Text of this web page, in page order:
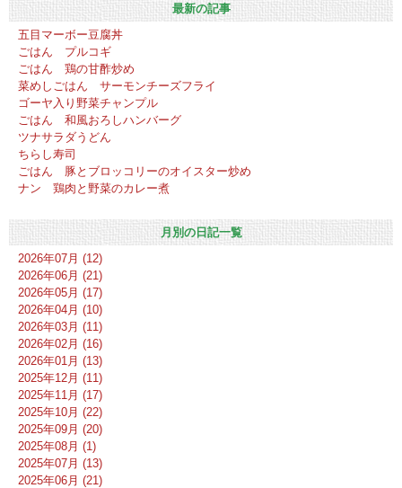
最新の記事
五目マーボー豆腐丼
ごはん プルコギ
ごはん 鶏の甘酢炒め
菜めしごはん サーモンチーズフライ
ゴーヤ入り野菜チャンプル
ごはん 和風おろしハンバーグ
ツナサラダうどん
ちらし寿司
ごはん 豚とブロッコリーのオイスター炒め
ナン 鶏肉と野菜のカレー煮
月別の日記一覧
2026年07月 (12)
2026年06月 (21)
2026年05月 (17)
2026年04月 (10)
2026年03月 (11)
2026年02月 (16)
2026年01月 (13)
2025年12月 (11)
2025年11月 (17)
2025年10月 (22)
2025年09月 (20)
2025年08月 (1)
2025年07月 (13)
2025年06月 (21)